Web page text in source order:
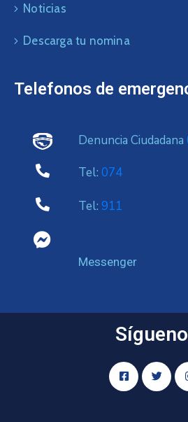
Noticias
Descarga tu nomina
Telefonos de
Denuncia Ciudadana
Tel: 074
Tel: 911
Messenger